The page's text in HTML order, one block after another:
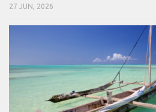
27 JUN, 2026